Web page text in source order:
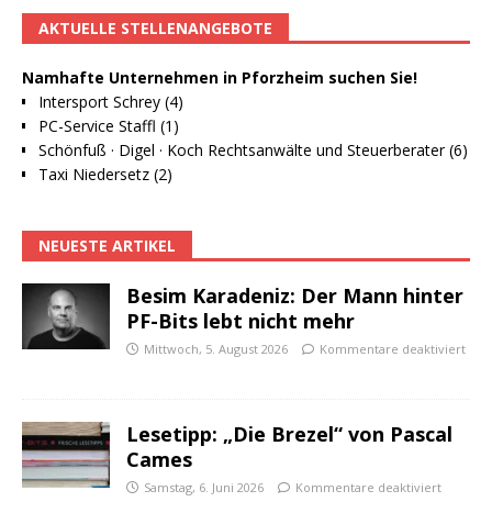
AKTUELLE STELLENANGEBOTE
Namhafte Unternehmen in Pforzheim suchen Sie!
Intersport Schrey (4)
PC-Service Staffl (1)
Schönfuß · Digel · Koch Rechtsanwälte und Steuerberater (6)
Taxi Niedersetz (2)
NEUESTE ARTIKEL
Besim Karadeniz: Der Mann hinter
PF-Bits lebt nicht mehr
Mittwoch, 5. August 2026 Kommentare deaktiviert
Lesetipp: „Die Brezel“ von Pascal
Cames
Samstag, 6. Juni 2026 Kommentare deaktiviert